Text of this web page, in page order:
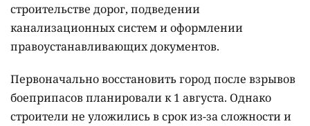
строительстве дорог, подведении
канализационных систем и оформлении
правоустанавливающих документов.
Первоначально восстановить город после взрывов
боеприпасов планировали к 1 августа. Однако
строители не уложились в срок из-за сложности и